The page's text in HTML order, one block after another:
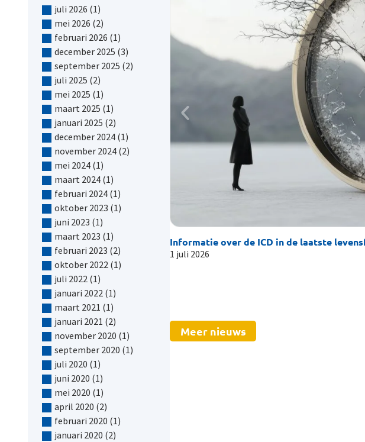
juli 2026 (1)
mei 2026 (2)
februari 2026 (1)
december 2025 (3)
september 2025 (2)
juli 2025 (2)
mei 2025 (1)
maart 2025 (1)
januari 2025 (2)
december 2024(1)
november 2024(2)
mei 2024(1)
maart 2024(1)
februari 2024(1)
oktober 2023 (1)
juni 2023 (1)
maart 2023 (1)
februari 2023 (2)
oktober 2022 (1)
juli 2022 (1)
januari 2022 (1)
maart 2021 (1)
januari 2021 (2)
november 2020 (1)
september 2020 (1)
juli 2020 (1)
juni 2020 (1)
mei 2020 (1)
april 2020 (2)
februari 2020 (1)
januari 2020 (2)
Informatie over de ICD in de laatste
1 juli 2026
Meer nieuws